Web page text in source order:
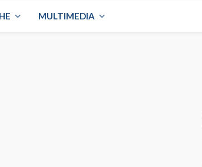
MULTIMEDIA